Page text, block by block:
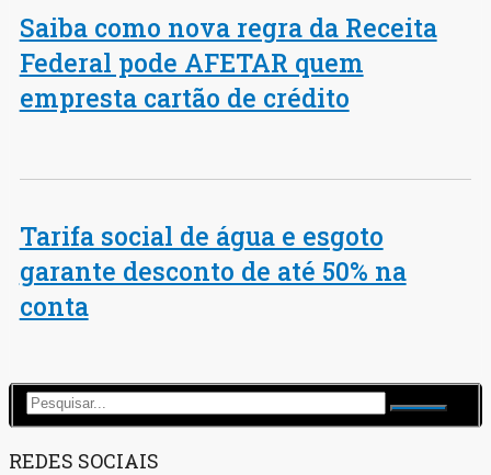
Saiba como nova regra da Receita
Federal pode AFETAR quem
empresta cartão de crédito
Tarifa social de água e esgoto
garante desconto de até 50% na
conta
REDES SOCIAIS